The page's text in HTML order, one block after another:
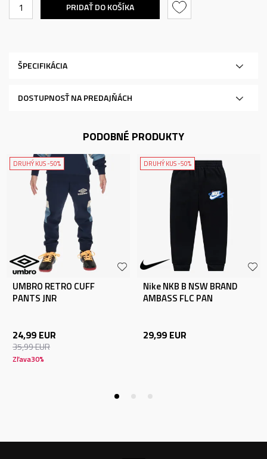
PRIDAŤ DO KOŠÍKA
ŠPECIFIKÁCIA
DOSTUPNOSŤ NA PREDAJŇÁCH
PODOBNÉ PRODUKTY
DRUHÝ KUS -50%
UMBRO RETRO CUFF
PANTS JNR
24,99 EUR
35,99EUR
Zľava30%
DRUHÝ KUS -50%
Nike NKB B NSW BRAND
AMBASS FLC PAN
29,99 EUR